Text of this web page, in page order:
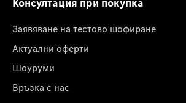
Заявяване на тестово шофиране
Актуални оферти
Шоуруми
Връзка с нас